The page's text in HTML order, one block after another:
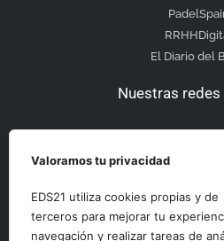
El Diario del
Nuestras
Otras
Valoramos tu privacidad
EDS21 utiliza cookies propias y de
terceros para mejorar tu
navegación y realizar tareas de